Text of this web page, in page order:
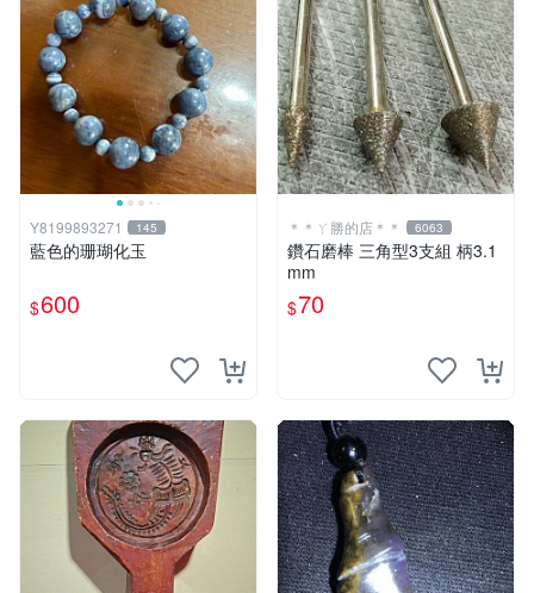
Y8199893271 145
藍色的珊瑚化玉
$600
＊＊ㄚ勝的店＊＊ 6063
鑽石磨棒 三角型3支組 柄3.1
mm
$70